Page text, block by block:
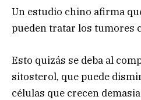
Un estudio chino afirma
pueden tratar los tumores
Esto quizás se deba al
sitosterol, que puede
células que crecen